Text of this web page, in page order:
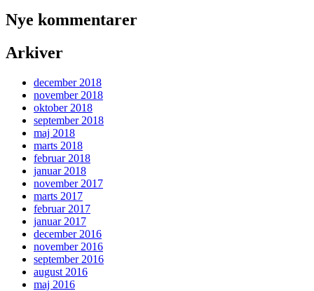
Nye kommentarer
Arkiver
december 2018
november 2018
oktober 2018
september 2018
maj 2018
marts 2018
februar 2018
januar 2018
november 2017
marts 2017
februar 2017
januar 2017
december 2016
november 2016
september 2016
august 2016
maj 2016